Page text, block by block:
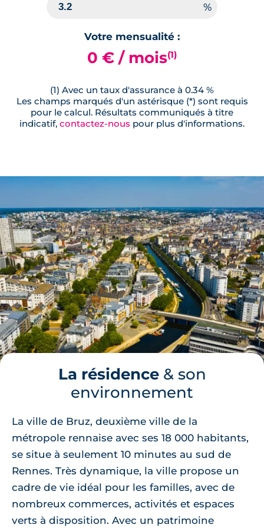
Votre mensualité :
0 € / mois(1)
(1) Avec un taux d'assurance à 0.34 %
Les champs marqués d'un astérisque (*) sont requis
pour le calcul. Résultats communiqués à titre
indicatif, contactez-nous pour plus d'informations.
La résidence& son
environnement
La ville de Bruz, deuxième ville de la
métropole rennaise avec ses 18 000 habitants,
se situe à seulement 10 minutes au sud de
Rennes. Très dynamique, la ville propose un
cadre de vie idéal pour les familles, avec de
nombreux commerces, activités et espaces
verts à disposition. Avec un patrimoine